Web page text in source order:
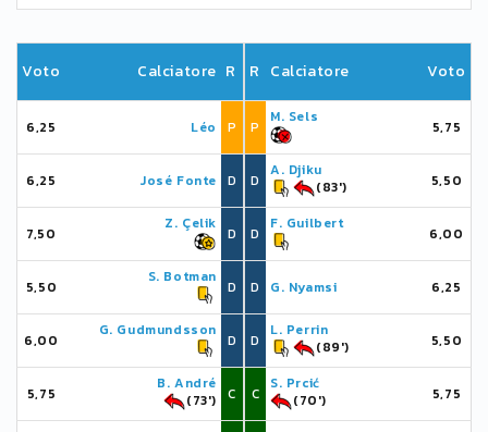
Voto Calciatore R
6,25 Léo P
6,25 José Fonte D
7,50
Z. Çelik
D
5,50
S. Botman
D
6,00
G. Gudmundsson
D
5,75
B. André
(73')
C
R Calciatore Voto
P
M. Sels
5,75
D
A. Djiku
(83')
5,50
D
F. Guilbert
6,00
D G. Nyamsi 6,25
D
L. Perrin
(89')
5,50
C
S. Prcić
(70')
5,75